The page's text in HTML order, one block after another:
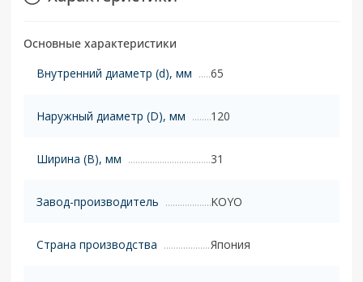
Основные характеристики
Внутренний диаметр (d), мм
65
Наружный диаметр (D), мм 120
Ширина (B), мм 31
Завод-производитель KOYO
Страна производства Япония